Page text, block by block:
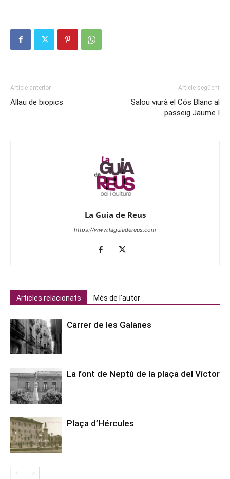
Article anterior
Allau de biopics
Article següent
Salou viurà el Cós Blanc al
passeig Jaume I
La Guia de Reus
https://www.laguiadereus.com
Articles relacionats Més de l'autor
Carrer de les Galanes
La font de Neptú de la plaça del Víctor
Plaça d’Hércules